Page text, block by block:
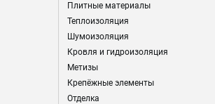
Плитные материалы
Теплоизоляция
Шумоизоляция
Кровля и гидроизоляция
Метизы
Крепёжные элементы
Отделка